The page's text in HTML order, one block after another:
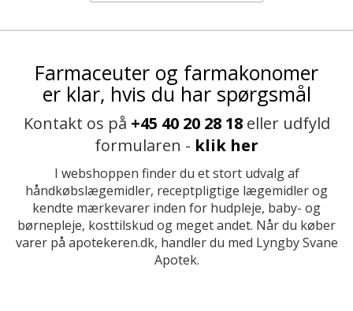
Farmaceuter og farmakonomer
er klar, hvis du har spørgsmål
Kontakt os på +45 40 20 28 18eller udfyld
formularen - klik her
I webshoppen finder du et stort udvalg af
håndkøbslægemidler, receptpligtige lægemidler og
kendte mærkevarer inden for hudpleje, baby- og
børnepleje, kosttilskud og meget andet. Når du køber
varer på apotekeren.dk, handler du med Lyngby Svane
Apotek.